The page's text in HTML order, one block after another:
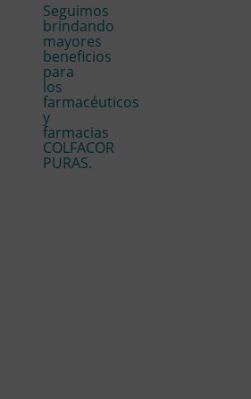
Seguimos
brindando
mayores
beneficios
para
los
farmacéuticos
y
farmacias
COLFACOR
PURAS.